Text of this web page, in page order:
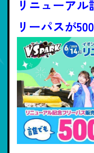
リニューア
リーパスが